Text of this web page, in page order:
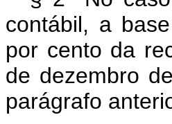
contábil, a
por cento da
de dezembro
parágrafo